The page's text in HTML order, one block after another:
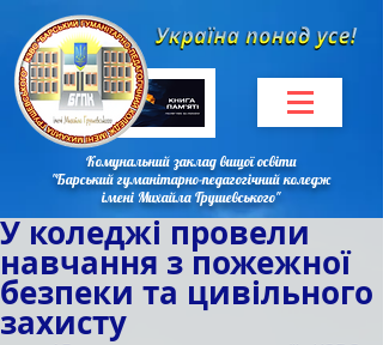
Комунальний заклад вищої освіти
"Барський гуманітарно-педагогічний коледж
імені Михайла Грушевського"
У коледжі провели
навчання з пожежної
безпеки та цивільного
захисту